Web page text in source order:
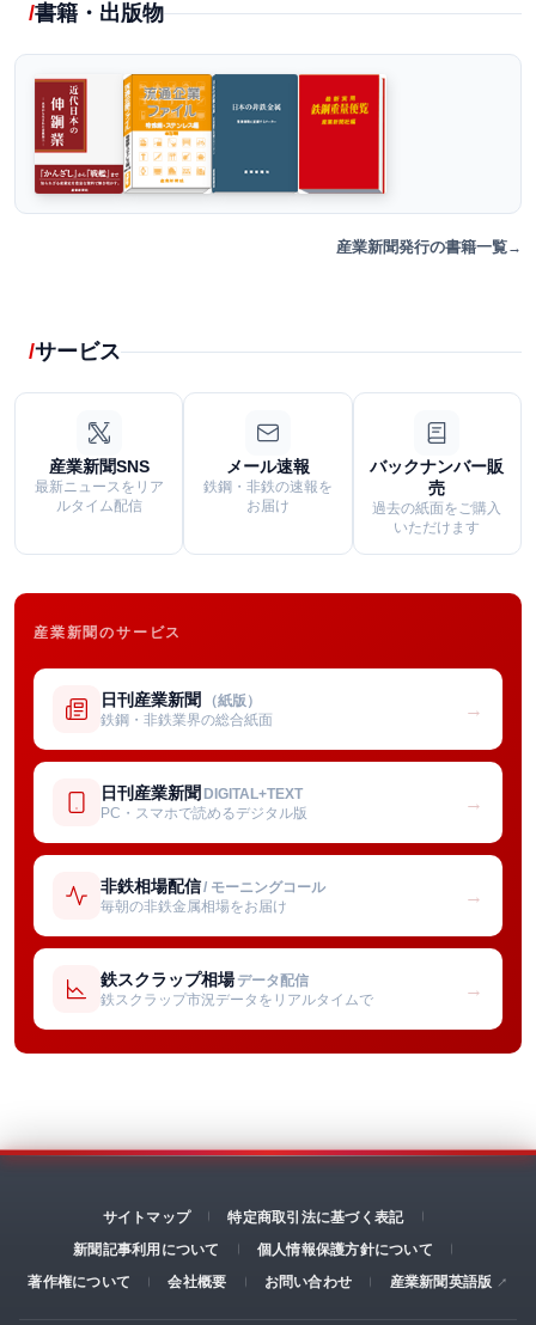
書籍・出版物
産業新聞発行の書籍一覧
サービス
産業新聞SNS
最新ニュースをリア
ルタイム配信
メール速報
鉄鋼・非鉄の速報を
お届け
バックナンバー販
売
過去の紙面をご購入
いただけます
産業新聞のサービス
日刊産業新聞 （紙版）
鉄鋼・非鉄業界の総合紙面
→
日刊産業新聞 DIGITAL+TEXT
PC・スマホで読めるデジタル版
→
非鉄相場配信/ モーニングコール
毎朝の非鉄金属相場をお届け
→
鉄スクラップ相場 データ配信
鉄スクラップ市況データをリアルタイムで
→
サイトマップ
特定商取引法に基づく表記
新聞記事利用について
個人情報保護方針について
著作権について
会社概要 お問い合わせ 産業新聞英語版